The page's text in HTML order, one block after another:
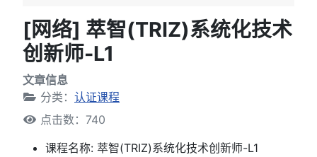
[网络] 萃智(TRIZ)系统化技术
创新师-L1
文章信息
分类： 认证课程
点击数：740
课程名称: 萃智(TRIZ)系统化技术创新师-L1